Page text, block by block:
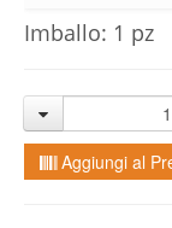
Imballo: 1 pz
Aggiungi al